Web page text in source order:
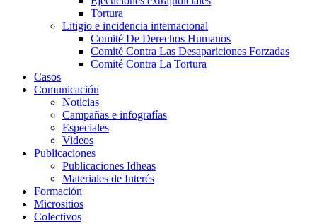
Tortura
Litigio e incidencia internacional
Comité De Derechos Humanos​
Comité Contra Las Desapariciones Forzadas
Comité Contra La Tortura​
Casos
Comunicación
Noticias
Campañas e infografías
Especiales
Videos
Publicaciones
Publicaciones Idheas
Materiales de Interés
Formación
Micrositios
Colectivos